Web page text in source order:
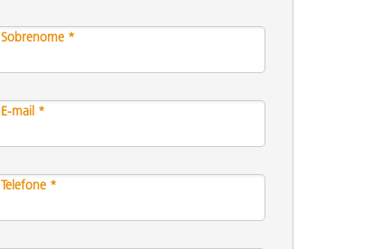
Sobrenome *
E-mail *
Telefone *